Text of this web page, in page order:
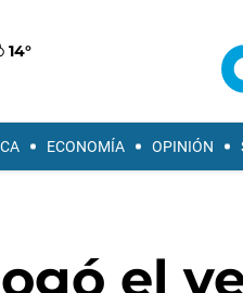
14°
ECONOMÍA OPINIÓN
el